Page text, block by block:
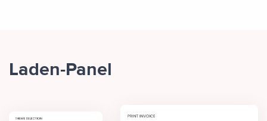
Laden-Panel